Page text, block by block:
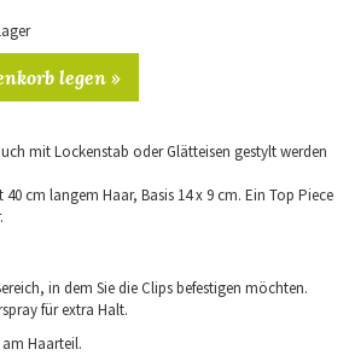
legen »
mit Lockenstab oder Glätteisen gestylt werden
40 cm langem Haar, Basis 14 x 9 cm. Ein Top Piece
in dem Sie die Clips befestigen möchten.
für extra Halt.
Haarteil.